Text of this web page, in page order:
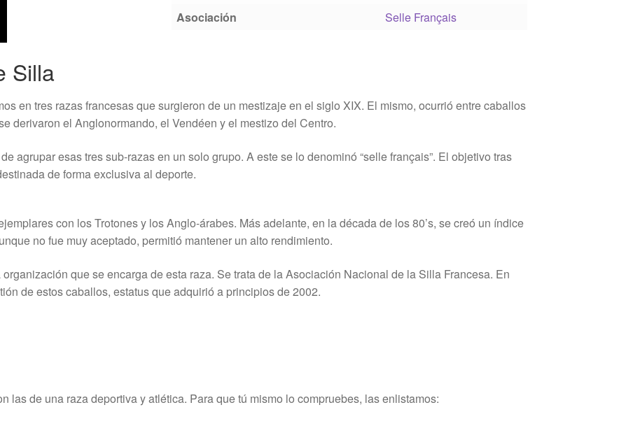
Asociación
Selle Français
Silla
en tres razas francesas que surgieron de un mestizaje en el siglo XIX. El mismo, ocurrió entre caballos
derivaron el Anglonormando, el Vendéen y el mestizo del Centro.
agrupar esas tres sub-razas en un solo grupo. A este se lo denominó “selle français”. El objetivo tras
de forma exclusiva al deporte.
con los Trotones y los Anglo-árabes. Más adelante, en la década de los 80’s, se creó un índice
no fue muy aceptado, permitió mantener un alto rendimiento.
que se encarga de esta raza. Se trata de la Asociación Nacional de la Silla Francesa. En
de estos caballos, estatus que adquirió a principios de 2002.
las de una raza deportiva y atlética. Para que tú mismo lo compruebes, las enlistamos: